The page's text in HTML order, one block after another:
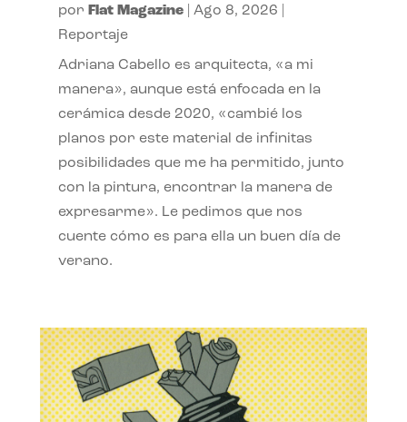
por Flat Magazine| Ago 8, 2026
Reportaje
Adriana Cabello es arquitecta, «a mi
manera», aunque está enfocada en la
cerámica desde 2020, «cambié los
planos por este material de infinitas
posibilidades que me ha permitido, junto
con la pintura, encontrar la manera de
expresarme». Le pedimos que nos
cuente cómo es para ella un buen día de
verano.